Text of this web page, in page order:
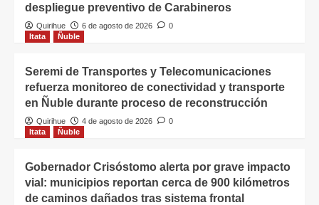
despliegue preventivo de Carabineros
Quirihue 6 de agosto de 2026
0
Itata
Ñuble
Seremi de Transportes y Telecomunicaciones
refuerza monitoreo de conectividad y transporte
en Ñuble durante proceso de reconstrucción
Quirihue 4 de agosto de 2026
0
Itata
Ñuble
Gobernador Crisóstomo alerta por grave impacto
vial: municipios reportan cerca de 900 kilómetros
de caminos dañados tras sistema frontal